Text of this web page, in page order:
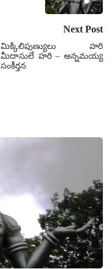
Next Post
మిక్కిలిపుణ్యులు హరి
మీదాసులే హరి – అన్నమయ్య
సంకీర్తన